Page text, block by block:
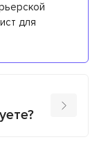
для